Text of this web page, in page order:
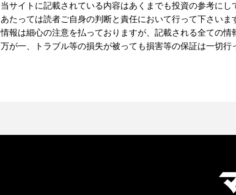
当サイトに記載されている内容はあくまでも投資の参考に
あたっては読者ご自身の判断と責任において行って下さい
情報は細心の注意を払っておりますが、記載される全ての情
万が一、トラブル等の損失が被っても損害等の保証は一切行